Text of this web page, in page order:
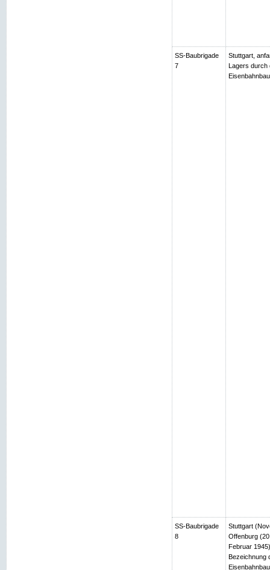
SS-Baubrigade
7
Stuttgart,
Lagers durch
SS-Baubrigade
8
Stuttgart
Offenburg
Februar
Bezeichnung